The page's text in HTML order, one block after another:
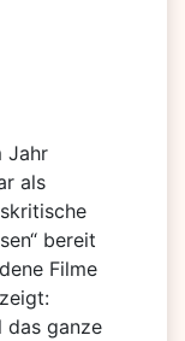
Jahr
als
bereit
Filme
das ganze